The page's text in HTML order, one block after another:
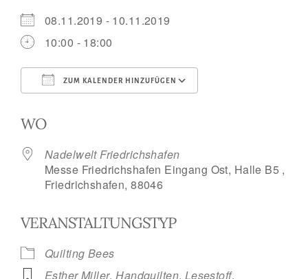
08.11.2019 - 10.11.2019
10:00 - 18:00
ZUM KALENDER HINZUFÜGEN
WO
Nadelwelt Friedrichshafen
Messe Friedrichshafen Eingang Ost, Halle B5 ,
Friedrichshafen, 88046
VERANSTALTUNGSTYP
Quilting Bees
Esther Miller,Handquilten, Lesestoff,